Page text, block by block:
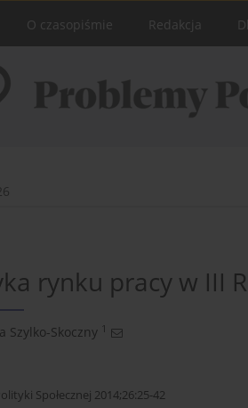
O czasopiśmie Redakcja
rynku pracy w III
Szylko-Skoczny 1
Społecznej 2014;26:25-42